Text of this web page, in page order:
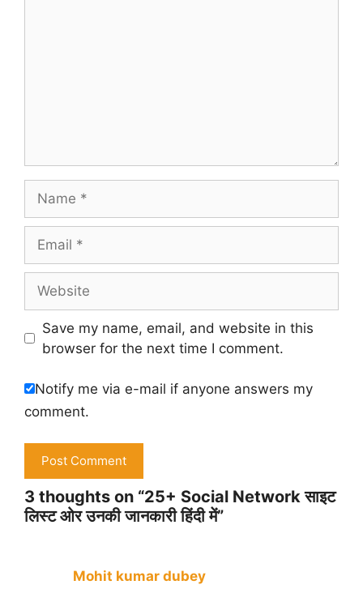
Save my name, email, and website in this
browser for the next time I comment.
Notify me via e-mail if anyone answers my
comment.
3 thoughts on “25+ Social Network साइट
लिस्ट ओर उनकी जानकारी हिंदी में”
Mohit kumar dubey